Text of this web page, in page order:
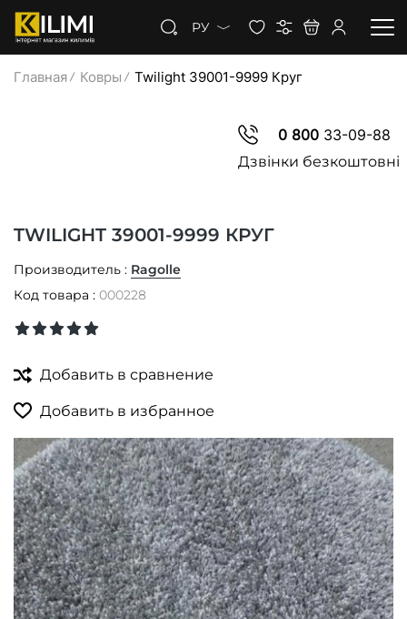
РУ
Главная Ковры Twilight 39001-9999 Круг
0 80033-09-88
Дзвінки безкоштовні
TWILIGHT 39001-9999 КРУГ
Производитель : Ragolle
Код товара : 000228
Добавить в сравнение
Добавить в избранное